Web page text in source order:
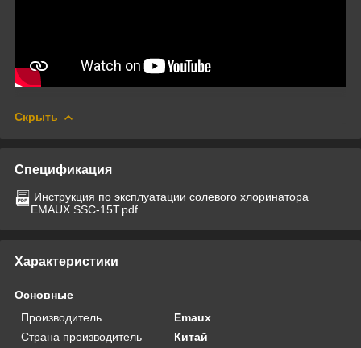
Скрыть
Спецификация
Инструкция по эксплуатации солевого хлоринатора
EMAUX SSC-15T.pdf
Характеристики
Основные
Производитель
Emaux
Страна производитель
Китай